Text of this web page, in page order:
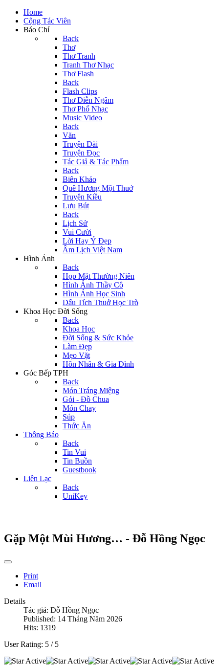
Home
Cộng Tác Viên
Báo Chí
Back
Thơ
Thơ Tranh
Tranh Thơ Nhạc
Thơ Flash
Back
Flash Clips
Thơ Diễn Ngâm
Thơ Phổ Nhạc
Music Video
Back
Văn
Truyện Dài
Truyện Đọc
Tác Giả & Tác Phẩm
Back
Biên Khảo
Quê Hương Một Thuở
Truyện Kiều
Lưu Bút
Back
Lịch Sử
Vui Cười
Lời Hay Ý Đẹp
Âm Lịch Việt Nam
Hình Ảnh
Back
Họp Mặt Thường Niên
Hình Ảnh Thầy Cô
Hình Ảnh Học Sinh
Dấu Tích Thuở Học Trò
Khoa Học Đời Sống
Back
Khoa Học
Đời Sống & Sức Khỏe
Làm Đẹp
Mẹo Vặt
Hôn Nhân & Gia Đình
Góc Bếp TPH
Back
Món Tráng Miệng
Gỏi - Đồ Chua
Món Chay
Súp
Thức Ăn
Thông Báo
Back
Tin Vui
Tin Buồn
Guestbook
Liên Lạc
Back
UniKey
Gặp Một Mùi Hương… - Đỗ Hồng Ngọc
Print
Email
Details
Tác giả: Đỗ Hồng Ngọc
Published: 14 Tháng Năm 2026
Hits: 1319
User Rating: 5 / 5